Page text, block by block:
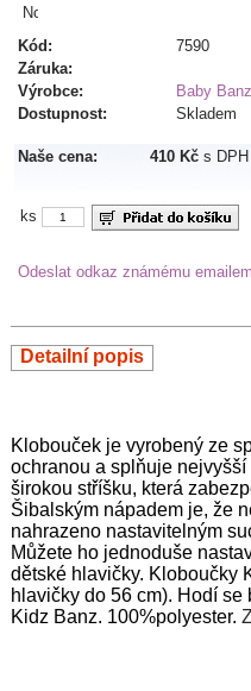
Kód:
7590
Záruka:
Výrobce:
Baby Banz
Dostupnost:
Skladem
Naše cena: 410 Kčs DPH
ks
Odeslat odkaz známému
Detailní popis
Klobouček je vyrobený ze
ochranou a splňuje
širokou stříšku, která
Šibalským nápadem je, že
nahrazeno nastavitelným
Můžete ho jednoduše
dětské hlavičky. Kloboučky
hlavičky do 56 cm). Hodí se
Kidz Banz. 100%polyester.